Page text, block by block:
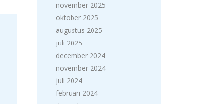
november 2025
oktober 2025
augustus 2025
juli 2025
december 2024
november 2024
juli 2024
februari 2024